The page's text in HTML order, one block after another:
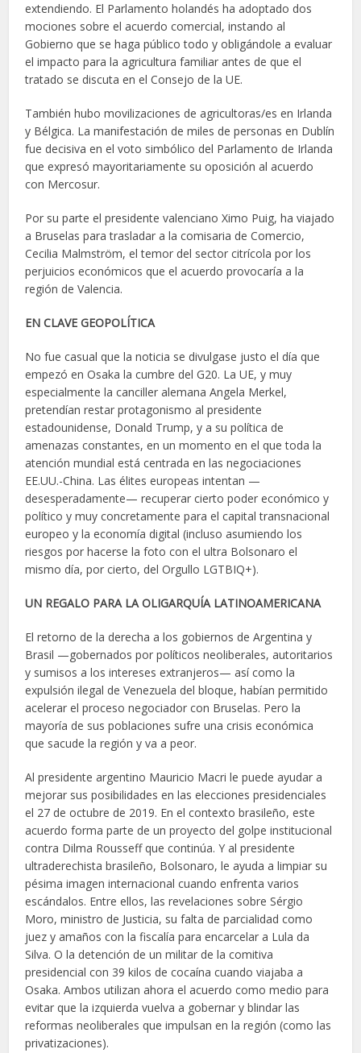
extendiendo. El Parlamento holandés ha adoptado dos
mociones sobre el acuerdo comercial, instando al
Gobierno que se haga público todo y obligándole a evaluar
el impacto para la agricultura familiar antes de que el
tratado se discuta en el Consejo de la UE.
También hubo movilizaciones de agricultoras/es en Irlanda
y Bélgica. La manifestación de miles de personas en Dublín
fue decisiva en el voto simbólico del Parlamento de Irlanda
que expresó mayoritariamente su oposición al acuerdo
con Mercosur.
Por su parte el presidente valenciano Ximo Puig, ha viajado
a Bruselas para trasladar a la comisaria de Comercio,
Cecilia Malmström, el temor del sector citrícola por los
perjuicios económicos que el acuerdo provocaría a la
región de Valencia.
EN CLAVE GEOPOLÍTICA
No fue casual que la noticia se divulgase justo el día que
empezó en Osaka la cumbre del G20. La UE, y muy
especialmente la canciller alemana Angela Merkel,
pretendían restar protagonismo al presidente
estadounidense, Donald Trump, y a su política de
amenazas constantes, en un momento en el que toda la
atención mundial está centrada en las negociaciones
EE.UU.-China. Las élites europeas intentan —
desesperadamente— recuperar cierto poder económico y
político y muy concretamente para el capital transnacional
europeo y la economía digital (incluso asumiendo los
riesgos por hacerse la foto con el ultra Bolsonaro el
mismo día, por cierto, del Orgullo LGTBIQ+).
UN REGALO PARA LA OLIGARQUÍA LATINOAMERICANA
El retorno de la derecha a los gobiernos de Argentina y
Brasil —gobernados por políticos neoliberales, autoritarios
y sumisos a los intereses extranjeros— así como la
expulsión ilegal de Venezuela del bloque, habían permitido
acelerar el proceso negociador con Bruselas. Pero la
mayoría de sus poblaciones sufre una crisis económica
que sacude la región y va a peor.
Al presidente argentino Mauricio Macri le puede ayudar a
mejorar sus posibilidades en las elecciones presidenciales
el 27 de octubre de 2019. En el contexto brasileño, este
acuerdo forma parte de un proyecto del golpe institucional
contra Dilma Rousseff que continúa. Y al presidente
ultraderechista brasileño, Bolsonaro, le ayuda a limpiar su
pésima imagen internacional cuando enfrenta varios
escándalos. Entre ellos, las revelaciones sobre Sérgio
Moro, ministro de Justicia, su falta de parcialidad como
juez y amaños con la fiscalía para encarcelar a Lula da
Silva. O la detención de un militar de la comitiva
presidencial con 39 kilos de cocaína cuando viajaba a
Osaka. Ambos utilizan ahora el acuerdo como medio para
evitar que la izquierda vuelva a gobernar y blindar las
reformas neoliberales que impulsan en la región (como las
privatizaciones).